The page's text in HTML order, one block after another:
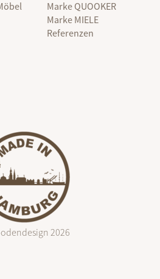
Marke QUOOKER
Marke MIELE
Referenzen
2026